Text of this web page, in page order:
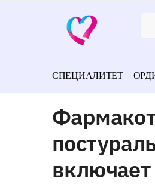
СПЕЦИАЛИТЕТ
включает